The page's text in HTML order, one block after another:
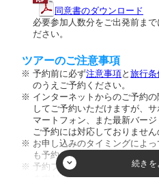
同意書のダウンロード
必要参加人数分をご出発前ま
ださい。
ツアーのご注意事項
予約前に必ず注意事項と旅行条
のうえご予約ください。
インターネットからのご予約
してご予約いただけますが、
マートフォン、また最新バー
ご予約には対応しておりません
お申し込みのタイミングによ
も予約が成立しない場合がご
予約フォーム内の人数欄に幼
ますが、ご入力頂きましても